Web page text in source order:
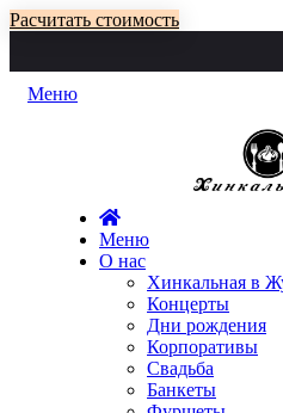
Расчитать стоимость
Меню
Меню
О нас
Хинкальная в
Концерты
Дни рождения
Корпоративы
Свадьба
Банкеты